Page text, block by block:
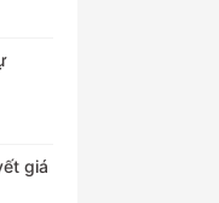
giá